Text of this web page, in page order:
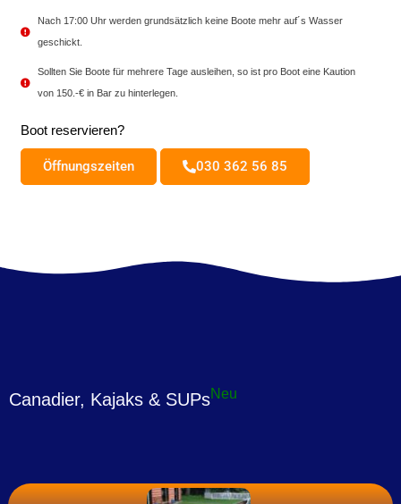
Nach 17:00 Uhr werden grundsätzlich keine Boote mehr auf´s Wasser
geschickt.​
Sollten Sie Boote für mehrere Tage ausleihen, so ist pro Boot eine Kaution
von 150.-€ in Bar zu hinterlegen.
Boot reservieren?
Öffnungszeiten 030 362 56 85
Canadier, Kajaks & SUPsNeu